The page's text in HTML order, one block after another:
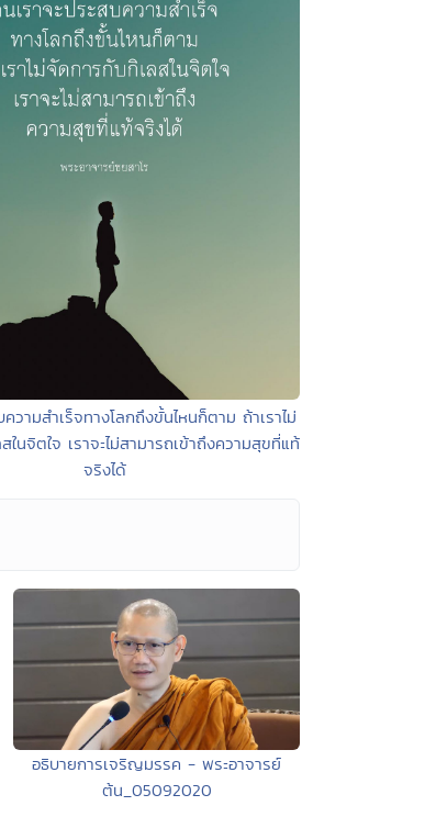
ความสำเร็จทางโลกถึงขั้นไหนก็ตาม ถ้าเราไม่
ในจิตใจ เราจะไม่สามารถเข้าถึงความสุขที่แท้
จริงได้
อธิบายการเจริญมรรค - พระอาจารย์
ต้น_05092020